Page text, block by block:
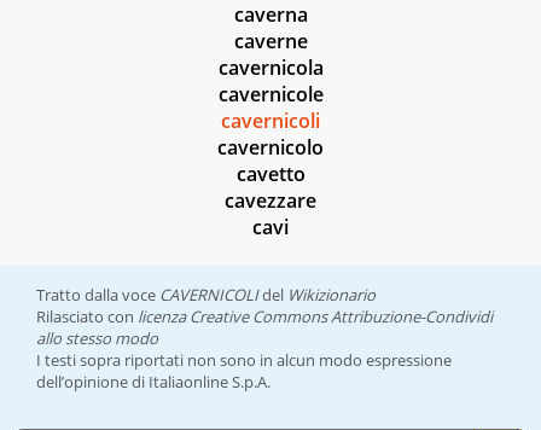
caverna
caverne
cavernicola
cavernicole
cavernicoli
cavernicolo
cavetto
cavezzare
cavi
Tratto dalla voce CAVERNICOLIdel Wikizionario
Rilasciato con licenza Creative Commons Attribuzione-Condividi
allo stesso modo
I testi sopra riportati non sono in alcun modo espressione
dell’opinione di Italiaonline S.p.A.